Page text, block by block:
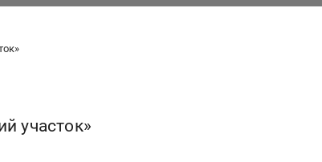
участок»